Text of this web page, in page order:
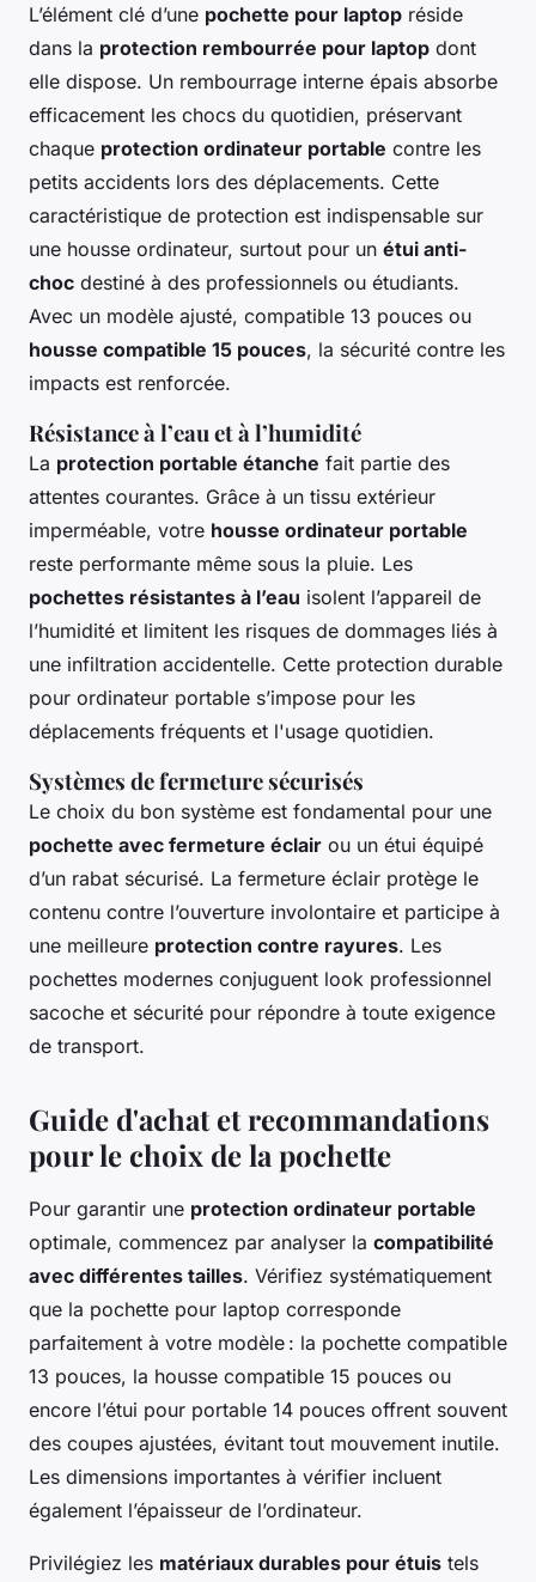
L’élément clé d’une pochette pour laptop réside
dans la protection rembourrée pour laptop dont
elle dispose. Un rembourrage interne épais absorbe
efficacement les chocs du quotidien, préservant
chaque protection ordinateur portable contre les
petits accidents lors des déplacements. Cette
caractéristique de protection est indispensable sur
une housse ordinateur, surtout pour un étui anti-
choc destiné à des professionnels ou étudiants.
Avec un modèle ajusté, compatible 13 pouces ou
housse compatible 15 pouces, la sécurité contre les
impacts est renforcée.
Résistance à l’eau et à l’humidité
La protection portable étanche fait partie des
attentes courantes. Grâce à un tissu extérieur
imperméable, votre housse ordinateur portable
reste performante même sous la pluie. Les
pochettes résistantes à l’eau isolent l’appareil de
l’humidité et limitent les risques de dommages liés à
une infiltration accidentelle. Cette protection durable
pour ordinateur portable s’impose pour les
déplacements fréquents et l'usage quotidien.
Systèmes de fermeture sécurisés
Le choix du bon système est fondamental pour une
pochette avec fermeture éclair ou un étui équipé
d’un rabat sécurisé. La fermeture éclair protège le
contenu contre l’ouverture involontaire et participe à
une meilleure protection contre rayures. Les
pochettes modernes conjuguent look professionnel
sacoche et sécurité pour répondre à toute exigence
de transport.
Guide d'achat et recommandations
pour le choix de la pochette
Pour garantir une protection ordinateur portable
optimale, commencez par analyser la compatibilité
avec différentes tailles. Vérifiez systématiquement
que la pochette pour laptop corresponde
parfaitement à votre modèle : la pochette compatible
13 pouces, la housse compatible 15 pouces ou
encore l’étui pour portable 14 pouces offrent souvent
des coupes ajustées, évitant tout mouvement inutile.
Les dimensions importantes à vérifier incluent
également l’épaisseur de l’ordinateur.
Privilégiez les matériaux durables pour étuis tels